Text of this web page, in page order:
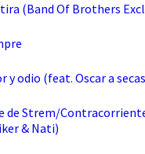
(Band Of Brothers
y odio (feat. Oscar a
de Strem/
& Nati)